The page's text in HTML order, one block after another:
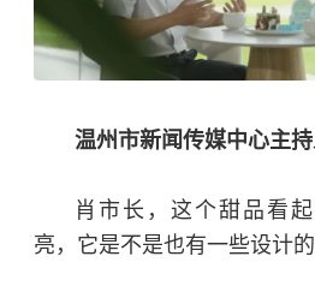
温州市新闻传媒中心主持
肖市长，这个甜品看
亮，它是不是也有一些设计